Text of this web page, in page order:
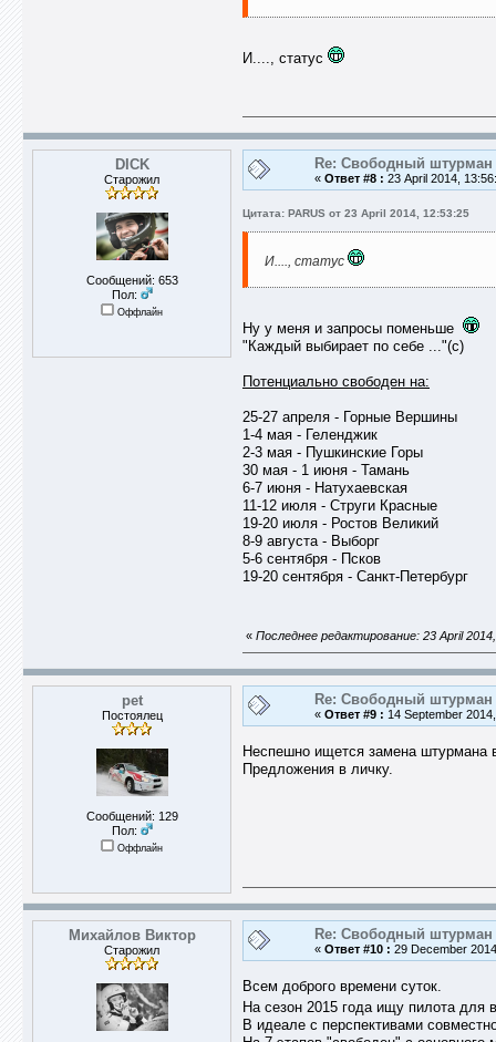
И...., статус
DICK
Старожил
Сообщений: 653
Пол:
Оффлайн
Re: Свободный штурман
« Ответ #8 : 23 April 2014,
Цитата: PARUS от 23 April 2014, 12:53:25
И...., статус
Ну у меня и запросы поменьше
"Каждый выбирает по себе ..."(с)
Потенциально свободен на:
25-27 апреля - Горные Вершины
1-4 мая - Геленджик
2-3 мая - Пушкинские Горы
30 мая - 1 июня - Тамань
6-7 июня - Натухаевская
11-12 июля - Струги Красные
19-20 июля - Ростов Великий
8-9 августа - Выборг
5-6 сентября - Псков
19-20 сентября - Санкт-Петербург
« Последнее редактирование: 23 April
pet
Постоялец
Сообщений: 129
Пол:
Оффлайн
Re: Свободный штурман
« Ответ #9 : 14 September
Неспешно ищется замена штурмана
Предложения в личку.
Михайлов Виктор
Старожил
Re: Свободный штурман
« Ответ #10 : 29 December
Всем доброго времени суток.
На сезон 2015 года ищу пилота для
В идеале с перспективами